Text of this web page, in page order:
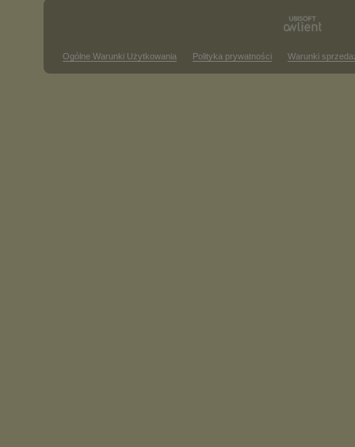
Ogólne Warunki Użytkowania Polityka prywatności Warunki